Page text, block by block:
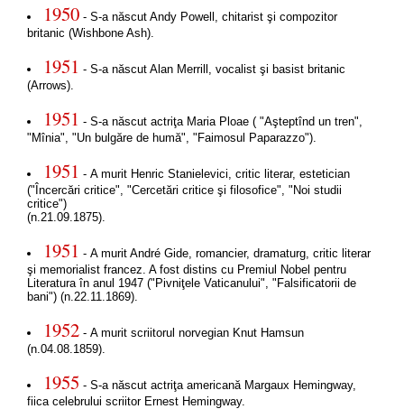
1950- S-a născut Andy Powell, chitarist şi compozitor
britanic (Wishbone Ash).
1951 - S-a născut Alan Merrill, vocalist şi basist britanic
(Arrows).
1951 - S-a născut actriţa Maria Ploae ( "Aşteptînd un tren",
"Mînia", "Un bulgăre de humă", "Faimosul Paparazzo").
1951 - A murit Henric Stanielevici, critic literar, estetician
("Încercări critice", "Cercetări critice şi filosofice", "Noi studii
critice")
(n.21.09.1875).
1951 - A murit André Gide, romancier, dramaturg, critic literar
şi memorialist francez. A fost distins cu Premiul Nobel pentru
Literatura în anul 1947 ("Pivniţele Vaticanului", "Falsificatorii de
bani") (n.22.11.1869).
1952- A murit scriitorul norvegian Knut Hamsun
(n.04.08.1859).
1955 - S-a născut actriţa americană Margaux Hemingway,
fiica celebrului scriitor Ernest Hemingway.